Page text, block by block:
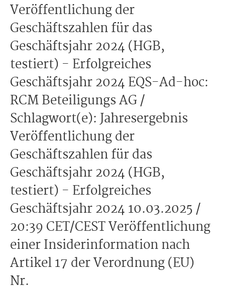
Veröffentlichung der
Geschäftszahlen für das
Geschäftsjahr 2024 (HGB,
testiert) - Erfolgreiches
Geschäftsjahr 2024 EQS-Ad-hoc:
RCM Beteiligungs AG /
Schlagwort(e): Jahresergebnis
Veröffentlichung der
Geschäftszahlen für das
Geschäftsjahr 2024 (HGB,
testiert) - Erfolgreiches
Geschäftsjahr 2024 10.03.2025 /
20:39 CET/CEST Veröffentlichung
einer Insiderinformation nach
Artikel 17 der Verordnung (EU)
Nr.